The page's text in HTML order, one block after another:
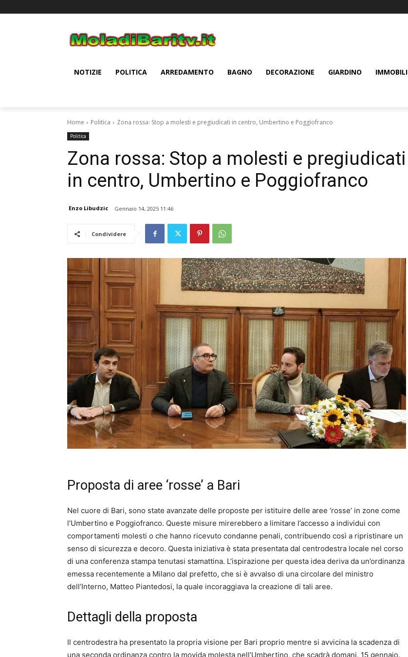
NOTIZIE POLITICA ARREDAMENTO BAGNO DECORAZIONE GIARDINO IMMOBILI
Home Politica Zona rossa: Stop a molesti e pregiudicati in centro, Umbertino e Poggiofranco
Politica
Zona rossa: Stop a molesti e pregiudicati
in centro, Umbertino e Poggiofranco
Enzo Libudzic Gennaio 14, 2025 11:46
Condividere
Proposta di aree ‘rosse’ a Bari
Nel cuore di Bari, sono state avanzate delle proposte per istituire delle aree ‘rosse’ in zone come
l’Umbertino e Poggiofranco. Queste misure mirerebbero a limitare l’accesso a individui con
comportamenti molesti o che hanno ricevuto condanne penali, contribuendo così a ripristinare un
senso di sicurezza e decoro. Questa iniziativa è stata presentata dal centrodestra locale nel corso
di una conferenza stampa tenutasi stamattina. L’ispirazione per questa idea deriva da un’ordinanza
emessa recentemente a Milano dal prefetto, che si è avvalso di una circolare del ministro
dell’Interno, Matteo Piantedosi, la quale incoraggiava la creazione di tali aree.
Dettagli della proposta
Il centrodestra ha presentato la propria visione per Bari proprio mentre si avvicina la scadenza di
una seconda ordinanza contro la movida molesta nell’Umbertino, che scadrà domani, 15 gennaio.